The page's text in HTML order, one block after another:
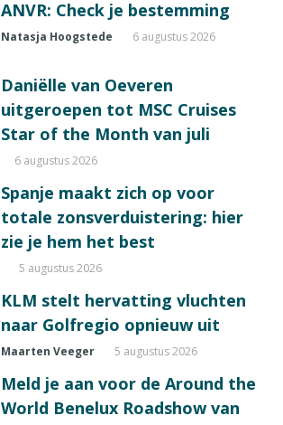
ANVR: Check je bestemming
Natasja Hoogstede 6 augustus 2026
Daniëlle van Oeveren
uitgeroepen tot MSC Cruises
Star of the Month van juli
6 augustus 2026
Spanje maakt zich op voor
totale zonsverduistering: hier
zie je hem het best
5 augustus 2026
KLM stelt hervatting vluchten
naar Golfregio opnieuw uit
Maarten Veeger 5 augustus 2026
Meld je aan voor de Around the
World Benelux Roadshow van